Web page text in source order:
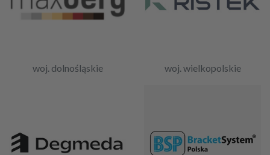
woj. dolnośląskie woj. wielkopolskie